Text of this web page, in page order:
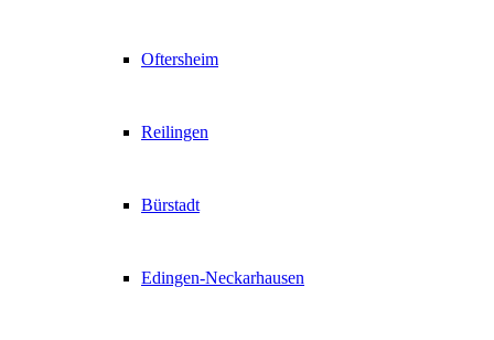
Oftersheim
Reilingen
Bürstadt
Edingen-Neckarhausen